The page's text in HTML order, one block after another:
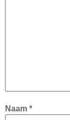
Naam *